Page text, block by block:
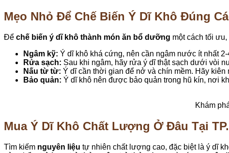
Mẹo Nhỏ Để Chế Biến Ý Dĩ Khô Đúng
Để chế biến ý dĩ khô thành món ăn bổ dưỡng một cách tối
Ngâm kỹ: Ý dĩ khô khá cứng, nên cần ngâm nước ít nhất
Rửa sạch: Sau khi ngâm, hãy rửa ý dĩ thật sạch dưới vòi
Nấu từ từ: Ý dĩ cần thời gian để nở và chín mềm. Hãy
Bảo quản: Ý dĩ khô nên được bảo quản trong hũ kín, nơi
Khám
Mua Ý Dĩ Khô Chất Lượng Ở Đâu Tại
Tìm kiếm nguyên liệu tự nhiên chất lượng cao, đặc biệt là ý dĩ